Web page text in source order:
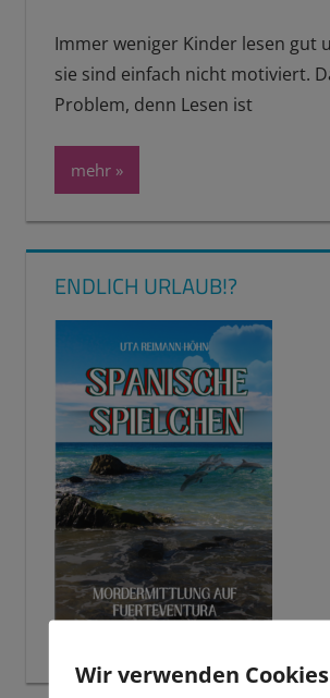
Immer weniger Kinder lesen gut
sie sind einfach nicht motiviert.
Problem, denn Lesen ist
mehr
ENDLICH URLAUB!?
Wir verwenden Cookies